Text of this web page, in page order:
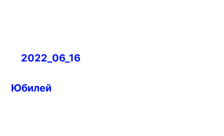
Навигация
записям
2022_06_16
Юбилей